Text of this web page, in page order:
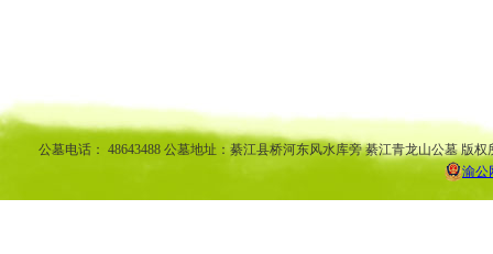
公墓电话： 48643488 公墓地址：綦江县桥河东风水库旁 綦江青龙山公墓 版
渝公